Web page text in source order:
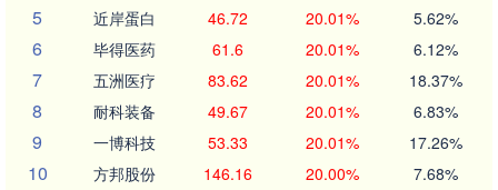
5 近岸蛋白 46.72 20.01% 5.62%
6 毕得医药 61.6 20.01% 6.12%
7 五洲医疗 83.62 20.01% 18.37%
8 耐科装备 49.67 20.01% 6.83%
9 一博科技 53.33 20.01% 17.26%
10 方邦股份 146.16 20.00% 7.68%